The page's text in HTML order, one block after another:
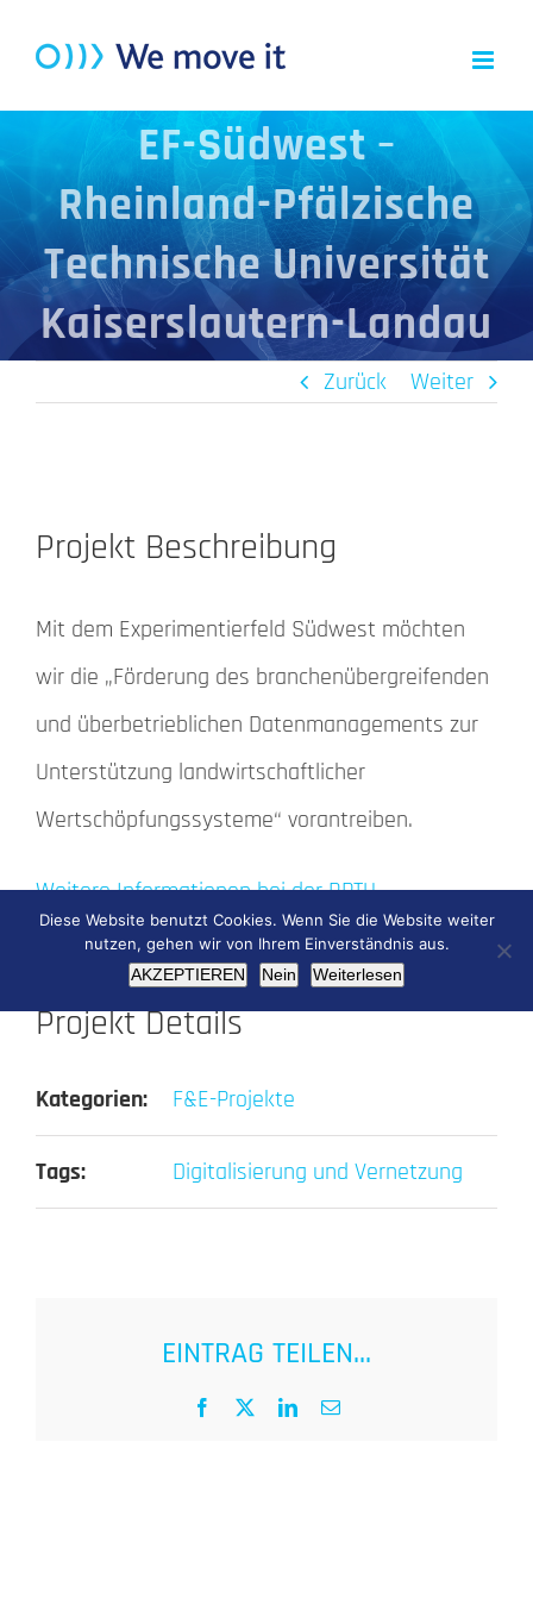
Inhalt
springen
EF-Südwest –
Rheinland-Pfälzische
Technische Universität
Kaiserslautern-Landau
Zurück Weiter
Projekt Beschreibung
Mit dem Experimentierfeld Südwest möchten
wir die „Förderung des branchenübergreifenden
und überbetrieblichen Datenmanagements zur
Unterstützung landwirtschaftlicher
Wertschöpfungssysteme“ vorantreiben.
Weitere Informationen bei der RPTU
Projekt Details
Kategorien: F&E-Projekte
Tags: Digitalisierung und Vernetzung
EINTRAG TEILEN...
Facebook LinkedIn
E-
Diese Website benutzt Cookies. Wenn Sie die Website weiter
nutzen, gehen wir von Ihrem Einverständnis aus.
AKZEPTIEREN
Nein Weiterlesen